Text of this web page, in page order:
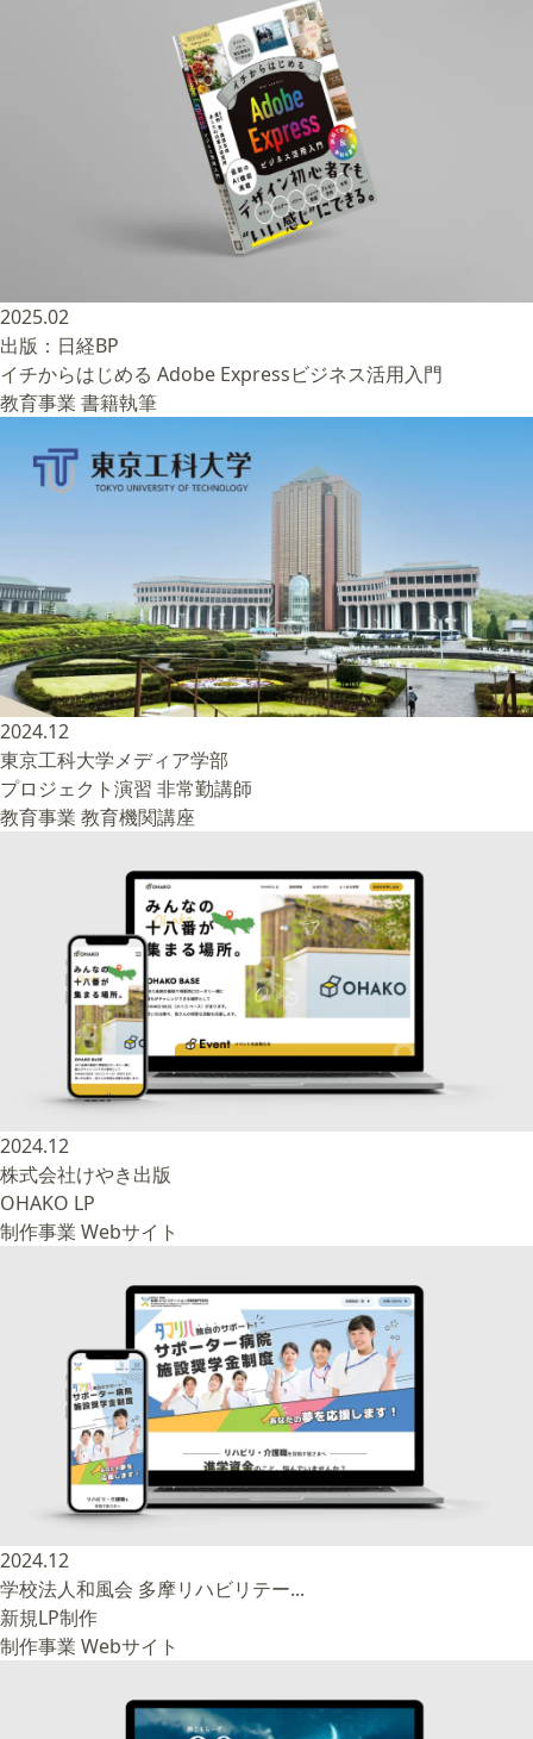
2025.02
出版：日経BP
イチからはじめる Adobe Expressビジネス活用入門
教育事業 書籍執筆
2024.12
東京工科大学メディア学部
プロジェクト演習 非常勤講師
教育事業 教育機関講座
2024.12
株式会社けやき出版
OHAKO LP
制作事業 Webサイト
2024.12
学校法人和風会 多摩リハビリテー...
新規LP制作
制作事業 Webサイト